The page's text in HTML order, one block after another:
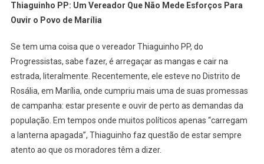
Thiaguinho PP: Um Vereador Que Não Mede Esforços Para
Ouvir o Povo de Marília
Se tem uma coisa que o vereador Thiaguinho PP, do
Progressistas, sabe fazer, é arregaçar as mangas e cair na
estrada, literalmente. Recentemente, ele esteve no Distrito de
Rosália, em Marília, onde cumpriu mais uma de suas promessas
de campanha: estar presente e ouvir de perto as demandas da
população. Em tempos onde muitos políticos apenas “carregam
a lanterna apagada”, Thiaguinho faz questão de estar sempre
atento ao que os moradores têm a dizer.